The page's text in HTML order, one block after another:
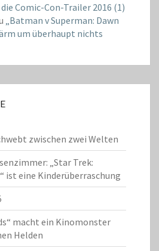
Comic-Con-Trailer 2016 (1)
„Batman v Superman: Dawn
um überhaupt nichts
zwischen zwei Welten
„Star Trek:
ist eine Kinderüberraschung
macht ein Kinomonster
Helden